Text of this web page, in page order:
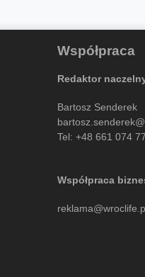
Współpraca
Redaktor
Bartosz Senderek
Tel: +48 661 074
Współpraca